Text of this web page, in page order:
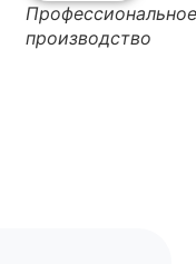
производство